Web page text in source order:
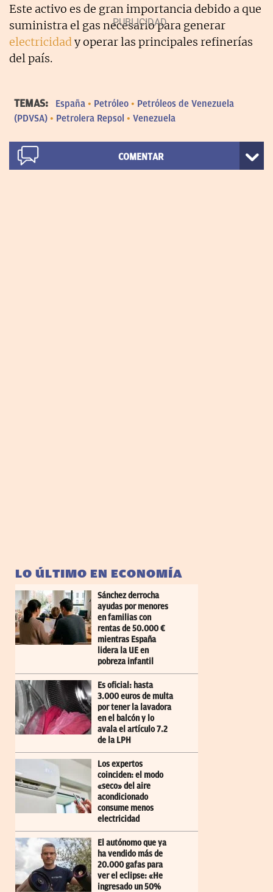
Este activo es de gran importancia debido a que
suministra el gas necesario para generar
electricidady operar las principales refinerías
del país.
TEMAS: España Petróleo
Petróleos de Venezuela
(PDVSA)
Petrolera Repsol Venezuela
COMENTAR
LO ÚLTIMO EN ECONOMÍA
Sánchez derrocha
ayudas por menores
en familias con
rentas de 50.000 €
mientras España
lidera la UE en
pobreza infantil
Es oficial: hasta
3.000 euros de multa
por tener la lavadora
en el balcón y lo
avala el artículo 7.2
de la LPH
Los expertos
coinciden: el modo
«seco» del aire
acondicionado
consume menos
electricidad
El autónomo que ya
ha vendido más de
20.000 gafas para
ver el eclipse: «He
ingresado un 50%